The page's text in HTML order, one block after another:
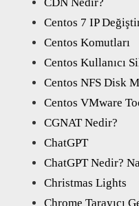
Centos 7 IP
Centos Komutları
Centos Kullanıcı
Centos NFS Disk
Centos VMware
CGNAT Nedir?
ChatGPT
ChatGPT Nedir?
Christmas Lights
Chrome Tarayıcı